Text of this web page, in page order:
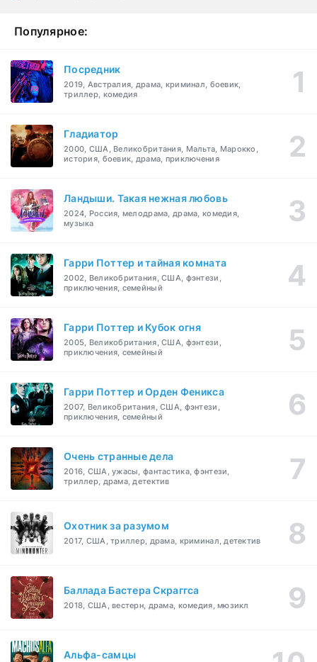
Популярное:
Посредник
2019, Австралия, драма, криминал, боевик,
триллер, комедия
Гладиатор
2000, США, Великобритания, Мальта, Марокко,
история, боевик, драма, приключения
Ландыши. Такая нежная любовь
2024, Россия, мелодрама, драма, комедия,
музыка
Гарри Поттер и тайная комната
2002, Великобритания, США, фэнтези,
приключения, семейный
Гарри Поттер и Кубок огня
2005, Великобритания, США, фэнтези,
приключения, семейный
Гарри Поттер и Орден Феникса
2007, Великобритания, США, фэнтези,
приключения, семейный
Очень странные дела
2016, США, ужасы, фантастика, фэнтези,
триллер, драма, детектив
Охотник за разумом
2017, США, триллер, драма, криминал, детектив
Баллада Бастера Скраггса
2018, США, вестерн, драма, комедия, мюзикл
Альфа-самцы